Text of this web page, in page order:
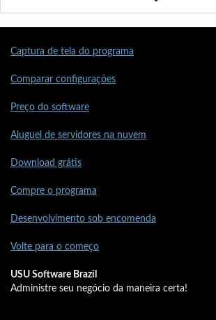
Captura de tela do programa
Comparar configurações
Preço do software
Aluguel de servidores na nuvem
Download grátis
Compre o programa
Desenvolvimento sob encomenda
Volte para o começo
USU Software Brazil
Administre seu negócio da maneira certa!